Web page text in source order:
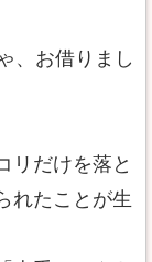
、お借りまし
リだけを落と
れたことが生